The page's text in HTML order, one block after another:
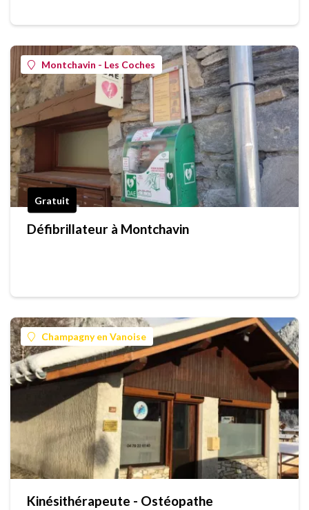
Montchavin - Les Coches
Gratuit
Défibrillateur à Montchavin
Champagny en Vanoise
Kinésithérapeute - Ostéopathe